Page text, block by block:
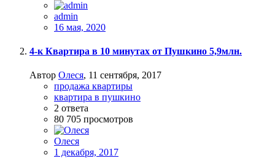
admin
16 мая, 2020
4-к Квартира в 10 минутах от Пушкино 5,9млн.
Автор Олеся, 11 сентября, 2017
продажа квартиры
квартира в пушкино
2 ответа
80 705 просмотров
Олеся
1 декабря, 2017